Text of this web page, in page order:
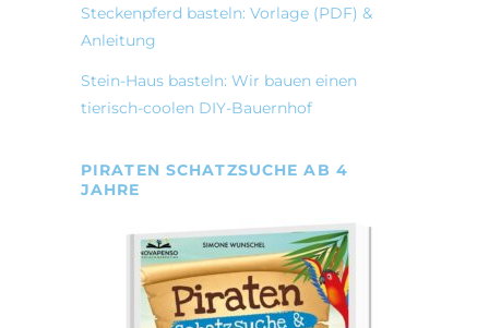
Steckenpferd basteln: Vorlage (PDF) &
Anleitung
Stein-Haus basteln: Wir bauen einen
tierisch-coolen DIY-Bauernhof
PIRATEN SCHATZSUCHE AB 4
JAHRE